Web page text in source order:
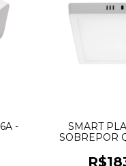
-
SMART
SOBREPOR